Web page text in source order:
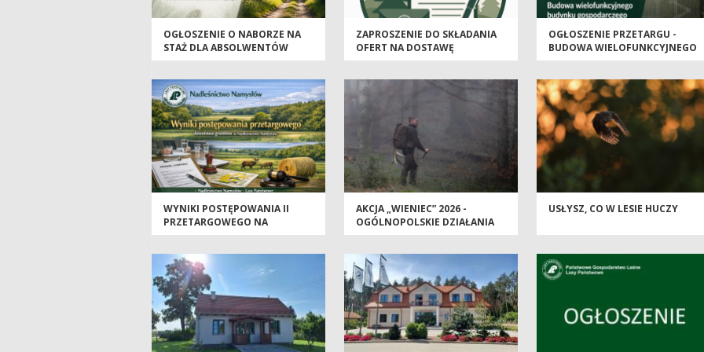
OGŁOSZENIE O NABORZE NA
STAŻ DLA ABSOLWENTÓW
SZKÓŁ ŚREDNICH I WYŻSZYCH
ZAPROSZENIE DO SKŁADANIA
OFERT NA DOSTAWĘ
KRUSZYWA ŁAMANEGO,
BAZALTOWEGO
OGŁOSZENIE PRZETARGU -
BUDOWA WIELOFUNKCYJNEGO
BUDYNKU GOSPODARCZEGO
WYNIKI POSTĘPOWANIA II
PRZETARGOWEGO NA
DZIERŻAWĘ GRUNTÓW W
AKCJA „WIENIEC” 2026 -
OGÓLNOPOLSKIE DZIAŁANIA
STRAŻY LEŚNEJ
USŁYSZ, CO W LESIE HUCZY